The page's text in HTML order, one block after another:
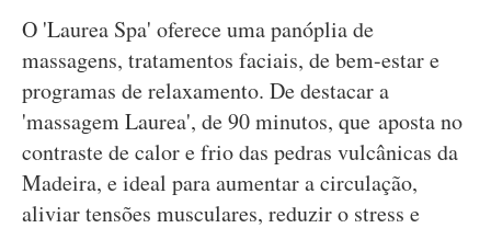
O 'Laurea Spa' oferece uma panóplia de
massagens, tratamentos faciais, de bem-estar e
programas de relaxamento. De destacar a
'massagem Laurea', de 90 minutos, que aposta no
contraste de calor e frio das pedras vulcânicas da
Madeira, e ideal para aumentar a circulação,
aliviar tensões musculares, reduzir o stress e